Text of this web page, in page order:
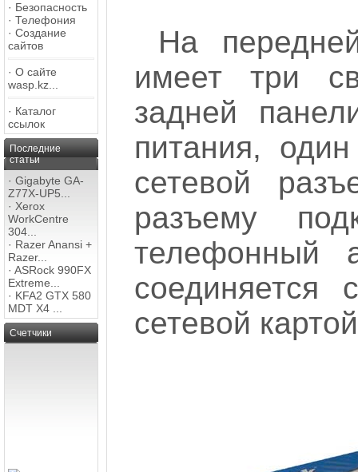
· Безопасность
· Телефония
· Создание
сайтов
· О сайте
wasp.kz...
· Каталог
ссылок
Последние
статьи
· Gigabyte GA-
Z77X-UP5...
· Xerox
WorkCentre
304...
· Razer Anansi +
Razer...
· ASRock 990FX
Extreme...
· KFA2 GTX 580
MDT X4 ...
Счетчики
На
имеет три
задней
питания,
сетевой
разъему
телефонный
сетевой